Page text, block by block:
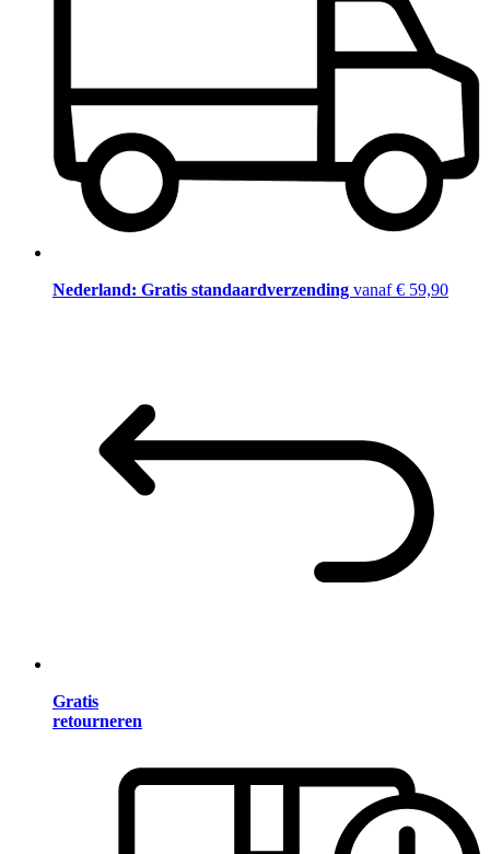
Nederland: Gratis standaardverzending vanaf € 59,90
Gratis
retourneren